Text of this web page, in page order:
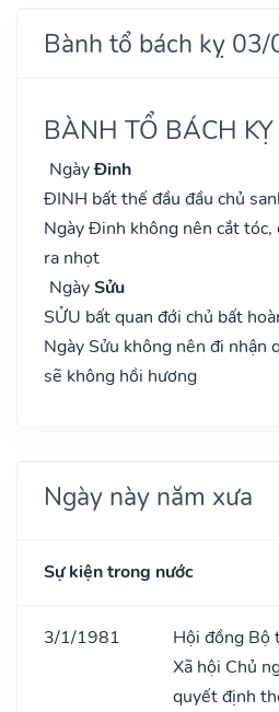
Bành tổ bách kỵ
BÀNH TỔ BÁCH KỴ
NgàyĐinh
ĐINH bất thế đầu đầu chủ
Ngày Đinh không nên cắt tóc,
ra nhọt
NgàySửu
SỬU bất quan đới chủ bất
Ngày Sửu không nên đi nhận
sẽ không hồi hương
Ngày này năm xưa
Sự kiện trong nước
3/1/1981
Hội đồng Bộ
Xã hội Chủ
quyết định